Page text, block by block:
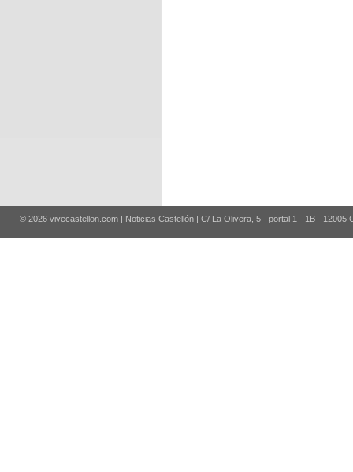
© 2026 vivecastellon.com | Noticias Castellón | C/ La Olivera, 5 - portal 1 - 1B - 12005